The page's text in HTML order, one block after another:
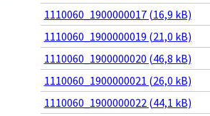
1110060_1900000017 (16,9 kB)
1110060_1900000019 (21,0 kB)
1110060_1900000020 (46,8 kB)
1110060_1900000021 (26,0 kB)
1110060_1900000022 (44,1 kB)